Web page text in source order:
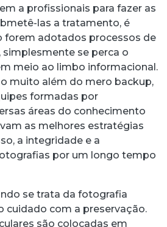
a profissionais para fazer as
las a tratamento, é
forem adotados processos de
se perca o
meio ao limbo informacional.
muito além do mero backup,
formadas por
áreas do conhecimento
as melhores estratégias
a integridade e a
por um longo tempo
se trata da fotografia
cuidado com a preservação.
são colocadas em